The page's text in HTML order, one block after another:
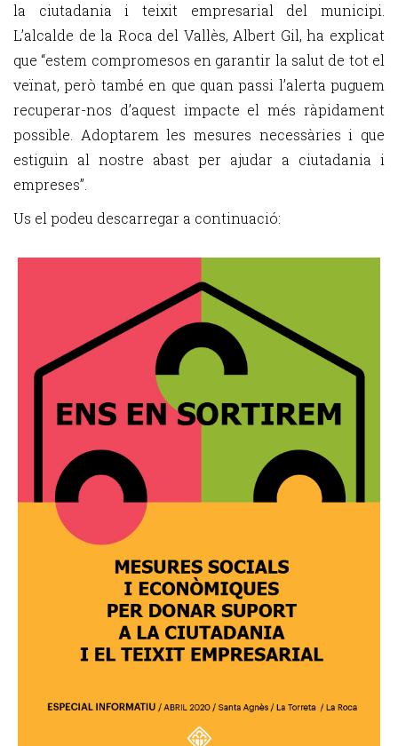
la ciutadania i teixit empresarial del municipi.
L’alcalde de la Roca del Vallès, Albert Gil, ha explicat
que “estem compromesos en garantir la salut de tot el
veïnat, però també en que quan passi l’alerta puguem
recuperar-nos d’aquest impacte el més ràpidament
possible. Adoptarem les mesures necessàries i que
estiguin al nostre abast per ajudar a ciutadania i
empreses”.
Us el podeu descarregar a continuació: